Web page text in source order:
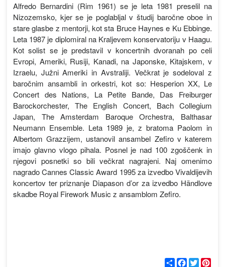
Alfredo Bernardini (Rim 1961) se je leta 1981 preselil na
Nizozemsko, kjer se je poglabljal v študij baročne oboe in
stare glasbe z mentorji, kot sta Bruce Haynes e Ku Ebbinge.
Leta 1987 je diplomiral na Kraljevem konservatoriju v Haagu.
Kot solist se je predstavil v koncertnih dvoranah po celi
Evropi, Ameriki, Rusiji, Kanadi, na Japonske, Kitajskem, v
Izraelu, Južni Ameriki in Avstraliji. Večkrat je sodeloval z
baročnim ansambli in orkestri, kot so: Hesperion XX, Le
Concert des Nations, La Petite Bande, Das Freiburger
Barockorchester, The English Concert, Bach Collegium
Japan, The Amsterdam Baroque Orchestra, Balthasar
Neumann Ensemble. Leta 1989 je, z bratoma Paolom in
Albertom Grazzijem, ustanovil ansambel Zefiro v katerem
imajo glavno vlogo pihala. Posnel je nad 100 zgoščenk in
njegovi posnetki so bili večkrat nagrajeni. Naj omenimo
nagrado Cannes Classic Award 1995 za izvedbo Vivaldijevih
koncertov ter priznanje Diapason d’or za izvedbo Händlove
skadbe Royal Firework Music z ansamblom Zefiro.
С
F
T